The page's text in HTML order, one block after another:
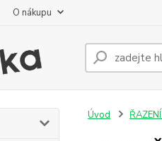
O nákupu
Úvod